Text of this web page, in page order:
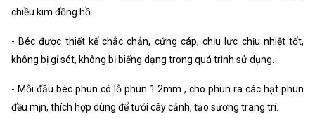
chiều kim đồng hồ.
- Béc được thiết kế chắc chắn, cứng cáp, chịu lực chịu nhiệt tốt,
không bị gỉ sét, không bị biếng dạng trong quá trình sử dụng.
- Mỗi đầu béc phun có lỗ phun 1.2mm , cho phun ra các hạt phun
đều mịn, thích hợp dùng để tưới cây cảnh, tạo sương trang trí.